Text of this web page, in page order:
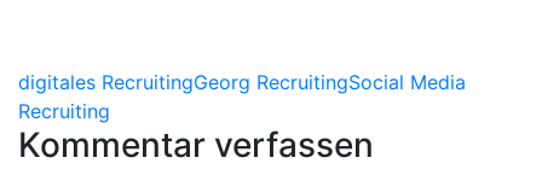
digitales RecruitingGeorg RecruitingSocial Media
Recruiting
Kommentar verfassen